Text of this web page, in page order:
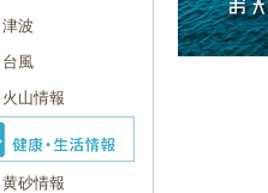
津波
台風
火山情報
黄砂情報